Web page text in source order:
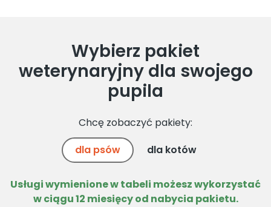
Wybierz pakiet
weterynaryjny dla swojego
pupila
Chcę zobaczyć pakiety:
dla psów
dla kotów
Usługi wymienione w tabeli możesz wykorzystać
w ciągu 12 miesięcy od nabycia pakietu.